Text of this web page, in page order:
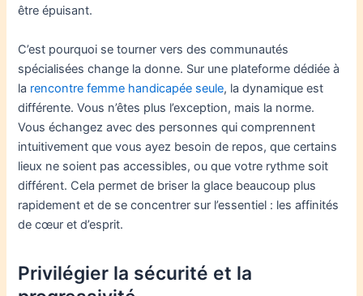
être épuisant.
C’est pourquoi se tourner vers des communautés
spécialisées change la donne. Sur une plateforme dédiée à
la rencontre femme handicapée seule, la dynamique est
différente. Vous n’êtes plus l’exception, mais la norme.
Vous échangez avec des personnes qui comprennent
intuitivement que vous ayez besoin de repos, que certains
lieux ne soient pas accessibles, ou que votre rythme soit
différent. Cela permet de briser la glace beaucoup plus
rapidement et de se concentrer sur l’essentiel : les affinités
de cœur et d’esprit.
Privilégier la sécurité et la